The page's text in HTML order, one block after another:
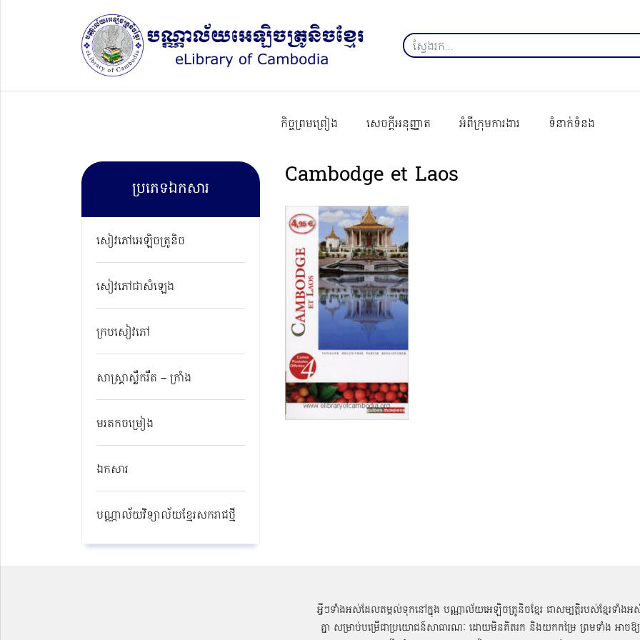
កិច្ចព្រមព្រៀង សេចក្ដីអនុញ្ញាត អំពីក្រុមការងារ ទំនាក់ទំនង
ប្រភេទឯកសារ
សៀវភៅអេឡិចត្រូនិច
សៀវភៅជាសំឡេង
ក្របសៀវភៅ
សាស្ត្រាស្លឹករឹត – ក្រាំង
មរតកចម្រៀង
ឯកសារ
បណ្ណាល័យវិទ្យាល័យខ្មែរសករាជថ្មី​
Cambodge et Laos
អ្វីៗទាំងអស់ដែលតម្កល់ទុកនៅក្នុង បណ្ណាល័យអេឡិចត្រូនិចខ្មែរ ជាសម្បតិ្តរបស់ខ្មែរទាំងអ
គ្នា សម្រាប់បម្រើជាប្រយោជន៍សាធារណៈ ដោយមិនគិតរក និងយកកម្រៃ ព្រមទាំង អាចឱ្យ